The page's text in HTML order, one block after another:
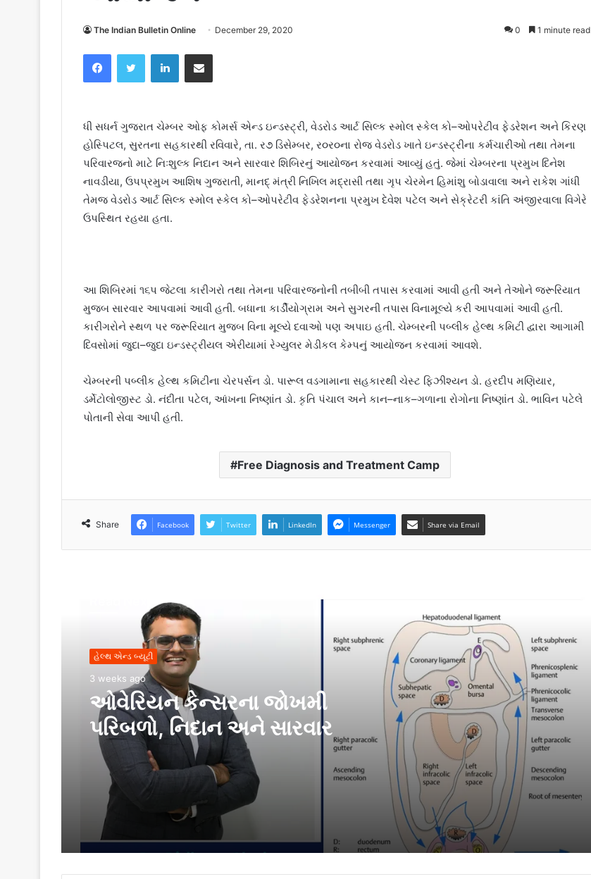
The Indian Bulletin Online December 29, 2020 0 1 minute read
ધી સધર્ન ગુજરાત ચેમ્બર ઓફ કોમર્સ એન્ડ ઇન્ડસ્ટ્રી, વેડરોડ આર્ટ સિલ્ક સ્મોલ સ્કેલ કો–ઓપરેટીવ ફેડરેશન અને કિરણ
હોસ્પિટલ, સુરતના સહકારથી રવિવારે, તા. ર૭ ડિસેમ્બર, ર૦ર૦ના રોજ વેડરોડ ખાતે ઇન્ડસ્ટ્રીના કર્મચારીઓ તથા તેમના
પરિવારજનો માટે નિઃશુલ્ક નિદાન અને સારવાર શિબિરનું આયોજન કરવામાં આવ્યું હતું. જેમાં ચેમ્બરના પ્રમુખ દિનેશ
નાવડીયા, ઉપપ્રમુખ આશિષ ગુજરાતી, માનદ્‌ મંત્રી નિખિલ મદ્રાસી તથા ગૃપ ચેરમેન હિમાંશુ બોડાવાલા અને રાકેશ ગાંધી
તેમજ વેડરોડ આર્ટ સિલ્ક સ્મોલ સ્કેલ કો–ઓપરેટીવ ફેડરેશનના પ્રમુખ દેવેશ પટેલ અને સેક્રેટરી કાંતિ અંજીરવાલા વિગેરે
ઉપસ્થિત રહયા હતા.
આ શિબિરમાં ૧૬પ જેટલા કારીગરો તથા તેમના પરિવારજનોની તબીબી તપાસ કરવામાં આવી હતી અને તેઓને જરૂરિયાત
મુજબ સારવાર આપવામાં આવી હતી. બધાના કાર્ડીયોગ્રામ અને સુગરની તપાસ વિનામૂલ્યે કરી આપવામાં આવી હતી.
કારીગરોને સ્થળ પર જરૂરિયાત મુજબ વિના મૂલ્યે દવાઓ પણ અપાઇ હતી. ચેમ્બરની પબ્લીક હેલ્થ કમિટી દ્વારા આગામી
દિવસોમાં જુદા–જુદા ઇન્ડસ્ટ્રીયલ એરીયામાં રેગ્યુલર મેડીકલ કેમ્પનું આયોજન કરવામાં આવશે.
ચેમ્બરની પબ્લીક હેલ્થ કમિટીના ચેરપર્સન ડો. પારૂલ વડગામાના સહકારથી ચેસ્ટ ફિઝીશ્યન ડો. હરદીપ મણિયાર,
ડર્મેટોલોજીસ્ટ ડો. નંદીતા પટેલ, આંખના નિષ્ણાંત ડો. કૃતિ પંચાલ અને કાન–નાક–ગળાના રોગોના નિષ્ણાંત ડો. ભાવિન પટેલે
પોતાની સેવા આપી હતી.
Free Diagnosis and Treatment Camp
Share Facebook Twitter LinkedIn Messenger Share via Email
હેલ્થ એન્ડ બ્યૂટી
3 weeks ago
ઓવેરિયન કેન્સરના જોખમી
પરિબળો, નિદાન અને સારવાર
કરુણા સેતુ ટ્રસ્ટ : ચાર દાયકાથી માનવસેવા,
શિક્ષણ અને આરોગ્ય ક્ષેત્રે અવિરત કાર્ય
સત્ય, પ્રેમ અને કરુણાના મૂલ્યો સાથે
સમાજસેવાનું અનોખું મોડેલ
Best Orthopedic Doctor in Dindoli – Dr.
Abhishek Yadav ઘૂંટણ અને કમરના દુખાવા
માટે વિશ્વાસનું નામ
‘અવાદા ભારત ઉદય યાત્રા’સૂરત પહોંચી,
ક્લિન એનર્જી અપનાવવા પાયાના સ્તરે
જાગૃકતાનો પ્રસાર કર્યો
અમદાવાદમાં બેકપેઇનનો દુખાવો વધી રહ્યો
છે: વ્યાના કેર તેને કેવી રીતે બદલી શકે છે ?
તેના વિશે જાણો.